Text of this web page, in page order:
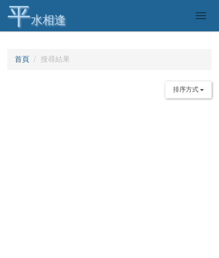
平水相逢
首頁 搜尋結果
排序方式